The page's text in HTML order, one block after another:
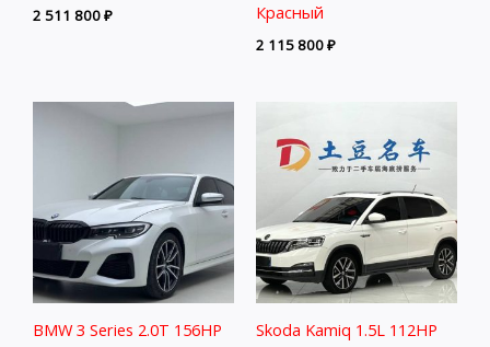
2 511 800₽
Красный
2 115 800₽
BMW 3 Series 2.0T 156HP
Skoda Kamiq 1.5L 112HP